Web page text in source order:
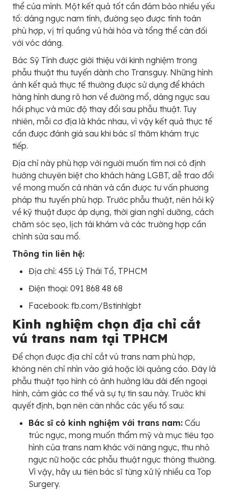
thể của mình. Một kết quả tốt cần đảm bảo nhiều yếu
tố: dáng ngực nam tính, đường sẹo được tính toán
phù hợp, vị trí quầng vú hài hòa và tổng thể cân đối
với vóc dáng.
Bác Sỹ Tính được giới thiệu với kinh nghiệm trong
phẫu thuật thu tuyến dành cho Transguy. Những hình
ảnh kết quả thực tế thường được sử dụng để khách
hàng hình dung rõ hơn về đường mổ, dáng ngực sau
hồi phục và mức độ thay đổi sau phẫu thuật. Tuy
nhiên, mỗi cơ địa là khác nhau, vì vậy kết quả thực tế
cần được đánh giá sau khi bác sĩ thăm khám trực
tiếp.
Địa chỉ này phù hợp với người muốn tìm nơi có định
hướng chuyên biệt cho khách hàng LGBT, dễ trao đổi
về mong muốn cá nhân và cần được tư vấn phương
pháp thu tuyến phù hợp. Trước phẫu thuật, nên hỏi kỹ
về kỹ thuật được áp dụng, thời gian nghỉ dưỡng, cách
chăm sóc sẹo, lịch tái khám và các trường hợp cần
chỉnh sửa sau mổ.
Thông tin liên hệ:
Địa chỉ: 455 Lý Thái Tổ, TPHCM
Điện thoại: 091 868 48 68
Facebook: fb.com/Bstinhlgbt
Kinh nghiệm chọn địa chỉ cắt
vú trans nam tại TPHCM
Để chọn được địa chỉ cắt vú trans nam phù hợp,
không nên chỉ nhìn vào giá hoặc lời quảng cáo. Đây là
phẫu thuật tạo hình có ảnh hưởng lâu dài đến ngoại
hình, cảm giác cơ thể và sự tự tin sau này. Trước khi
quyết định, bạn nên cân nhắc các yếu tố sau:
Bác sĩ có kinh nghiệm với trans nam: Cấu
trúc ngực, mong muốn thẩm mỹ và mục tiêu tạo
hình của trans nam khác với nâng ngực, thu nhỏ
ngực nữ hoặc các phẫu thuật ngực thông thường.
Vì vậy, hãy ưu tiên bác sĩ từng xử lý nhiều ca Top
Surgery.